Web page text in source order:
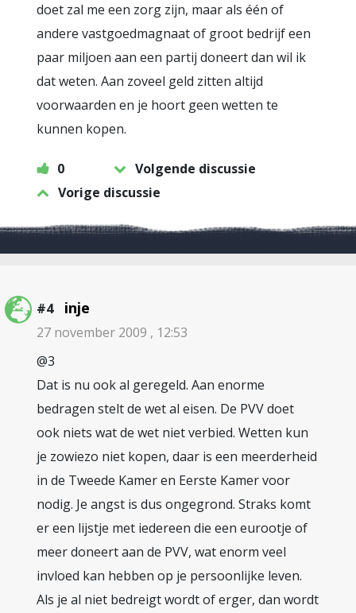
doet zal me een zorg zijn, maar als één of
andere vastgoedmagnaat of groot bedrijf een
paar miljoen aan een partij doneert dan wil ik
dat weten. Aan zoveel geld zitten altijd
voorwaarden en je hoort geen wetten te
kunnen kopen.
0
Volgende discussie
Vorige discussie
#4 inje
27 november 2009 , 12:53
@3
Dat is nu ook al geregeld. Aan enorme
bedragen stelt de wet al eisen. De PVV doet
ook niets wat de wet niet verbied. Wetten kun
je zowiezo niet kopen, daar is een meerderheid
in de Tweede Kamer en Eerste Kamer voor
nodig. Je angst is dus ongegrond. Straks komt
er een lijstje met iedereen die een eurootje of
meer doneert aan de PVV, wat enorm veel
invloed kan hebben op je persoonlijke leven.
Als je al niet bedreigt wordt of erger, dan wordt